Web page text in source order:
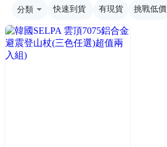
分類 快速到貨 有現貨 挑戰低價